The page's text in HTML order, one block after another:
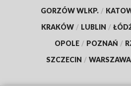
GORZÓW WLKP. /
KRAKÓW / LUBLIN /
OPOLE / POZNAŃ /
SZCZECIN / WARSZAWA